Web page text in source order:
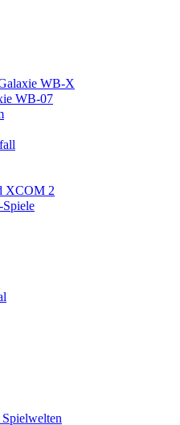
WB-X
WB-07
XCOM 2